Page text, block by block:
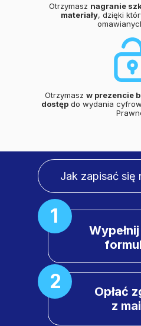
Otrzymasz nagranie
materiały, dzięki
Otrzymasz w prezencie
dostęp do wydania
Jak zapisać się
1
Opłać
z
2